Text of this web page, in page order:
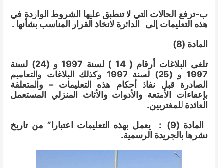
ب-ترفع الحالات التي لا تنطبق عليها الشروط الواردة في
هذه التعليمات إلى الدائرة لاتخاذ القرار المناسب بشأنها .
المادة (8)
تلغى البلاغات أرقام ( 14 ) لسنة 1997 و (24) لسنة
1997 و (25) لسنة 1997 وكذلك البلاغات والتعاميم
الصادرة قبل نفاذ أحكام هذه التعليمات – والمتعلقة
بإعفاءات الأمتعة والأدوات والأثاث المنزلي المستعمل
العائدة للمغتربين.
المادة (9) : يعمل بهذه التعليمات اعتبارا” من تاريخ
نشرها بالجريدة الرسمية.